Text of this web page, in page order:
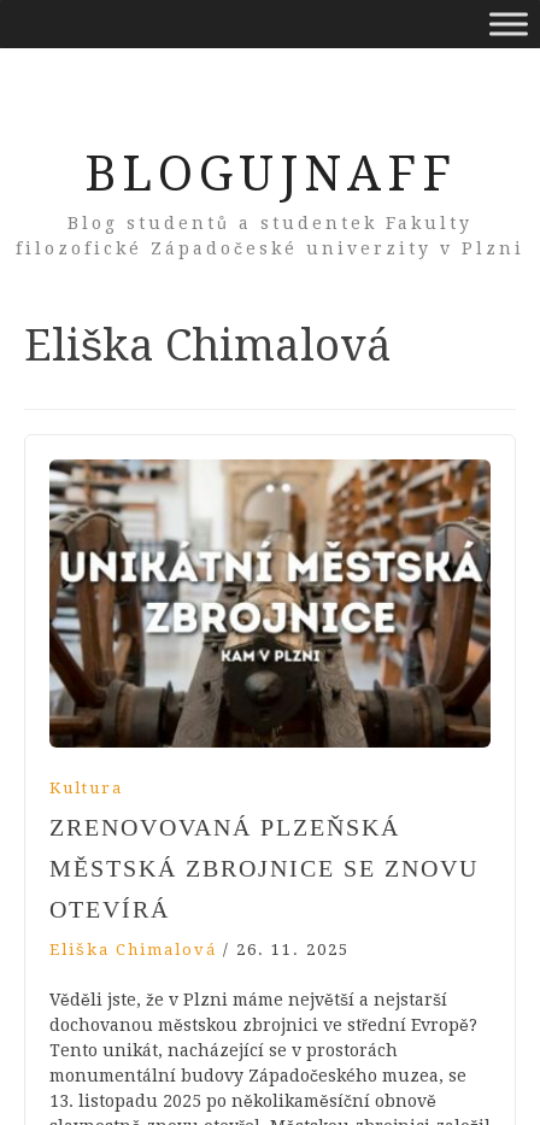
BLOGUJNAFF
Blog studentů a studentek Fakulty
filozofické Západočeské univerzity v Plzni
Author:
Eliška Chimalová
Kultura
ZRENOVOVANÁ PLZEŇSKÁ
MĚSTSKÁ ZBROJNICE SE ZNOVU
OTEVÍRÁ
Eliška Chimalová / 26. 11. 2025
Věděli jste, že v Plzni máme největší a nejstarší
dochovanou městskou zbrojnici ve střední Evropě?
Tento unikát, nacházející se v prostorách
monumentální budovy Západočeského muzea, se
13. listopadu 2025 po několikaměsíční obnově